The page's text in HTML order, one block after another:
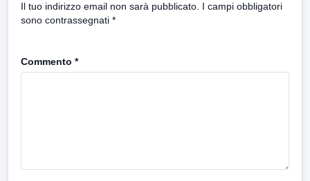
Il tuo indirizzo email non sarà pubblicato. I campi obbligatori
sono contrassegnati *
Commento *